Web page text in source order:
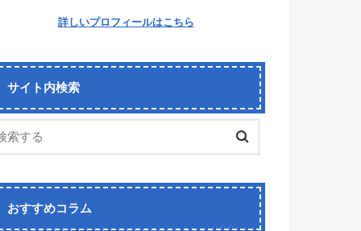
詳しいプロフィールはこちら
サイト内検索
おすすめコラム